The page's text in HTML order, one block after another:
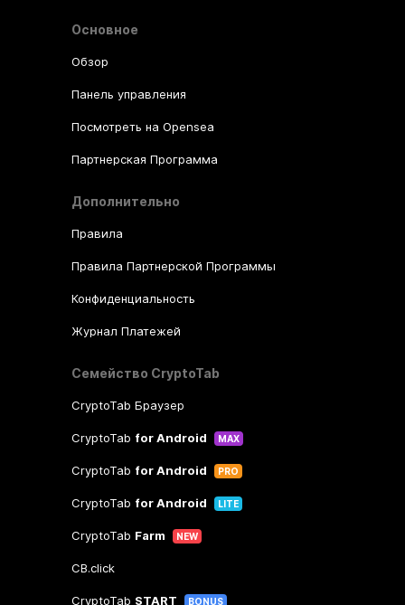
Основное
Обзор
Панель управления
Посмотреть на Opensea
Партнерская Программа
Дополнительно
Правила
Правила Партнерской Программы
Конфиденциальность
Журнал Платежей
Семейство CryptoTab
CryptoTab Браузер
CryptoTab for Android MAX
CryptoTab for Android PRO
CryptoTab for Android LITE
CryptoTab Farm NEW
CB.click
CryptoTab START BONUS